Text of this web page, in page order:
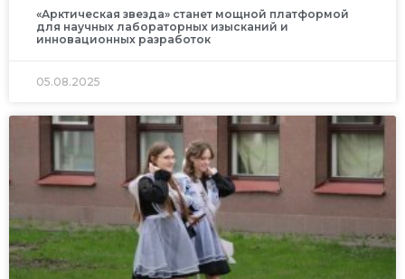
«Арктическая звезда» станет мощной платформой
для научных лабораторных изысканий и
инновационных разработок
05.08.2025